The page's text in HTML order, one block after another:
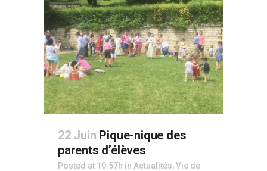
22 Juin Pique-nique des
parents d’élèves
Posted at 10:57h in Actualités,Vie de